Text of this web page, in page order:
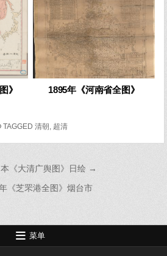
》 1895年《河南省全图》
TAGGED 清朝 超清
《大清广舆图》日绘 →
《芝罘港全图》烟台市
菜单